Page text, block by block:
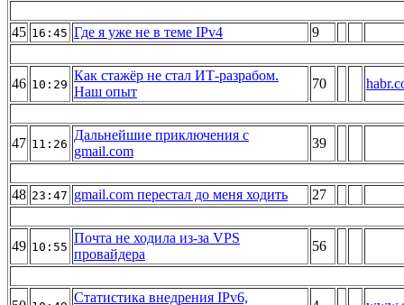
45 16:45 Где я уже не в теме IPv4 9
46 10:29
Как стажёр не стал ИТ-разрабом.
Наш опыт
70
47 11:26
Дальнейшие приключения с
gmail.com
39
48 23:47 gmail.com перестал до меня ходить 27
49 10:55
Почта не ходила из-за VPS
провайдера
56
Статистика внедрения IPv6,